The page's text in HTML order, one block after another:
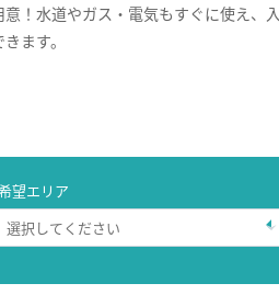
！水道やガス・電気もすぐに使え、入
ます。
望エリア